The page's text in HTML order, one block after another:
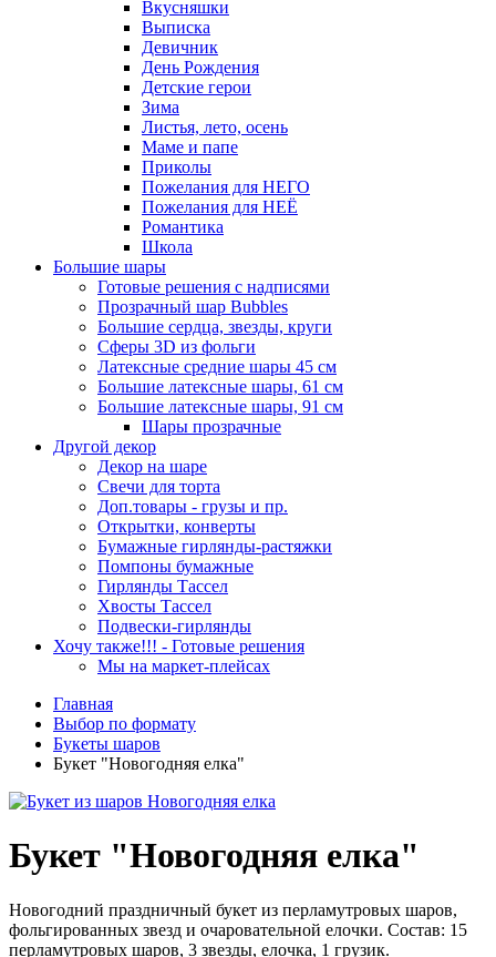
Вкусняшки
Выписка
Девичник
День Рождения
Детские герои
Зима
Листья, лето, осень
Маме и папе
Приколы
Пожелания для НЕГО
Пожелания для НЕЁ
Романтика
Школа
Большие шары
Готовые решения с надписями
Прозрачный шар Bubbles
Большие сердца, звезды, круги
Сферы 3D из фольги
Латексные средние шары 45 см
Большие латексные шары, 61 см
Большие латексные шары, 91 см
Шары прозрачные
Другой декор
Декор на шаре
Свечи для торта
Доп.товары - грузы и пр.
Открытки, конверты
Бумажные гирлянды-растяжки
Помпоны бумажные
Гирлянды Тассел
Хвосты Тассел
Подвески-гирлянды
Хочу также!!! - Готовые решения
Мы на маркет-плейсах
Главная
Выбор по формату
Букеты шаров
Букет "Новогодняя елка"
Букет "Новогодняя елка"
Новогодний праздничный букет из перламутровых шаров,
фольгированных звезд и очаровательной елочки. Состав: 15
перламутровых шаров, 3 звезды, елочка, 1 грузик.